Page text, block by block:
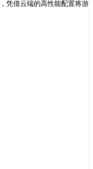
凭借云端的高性能配置将游